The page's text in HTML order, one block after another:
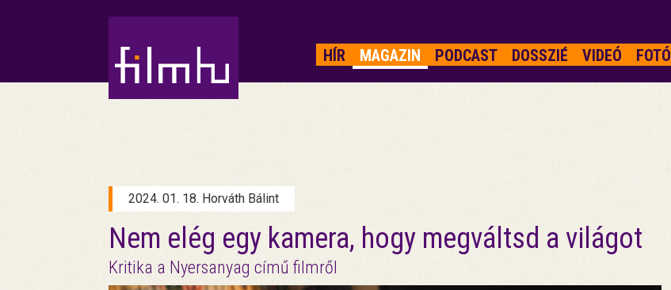
HÍR MAGAZIN PODCAST DOSSZIÉ VIDEÓ FOTÓ
2024. 01. 18. Horváth Bálint
Nem elég egy kamera, hogy megváltsd a világot
Kritika a Nyersanyag című filmről